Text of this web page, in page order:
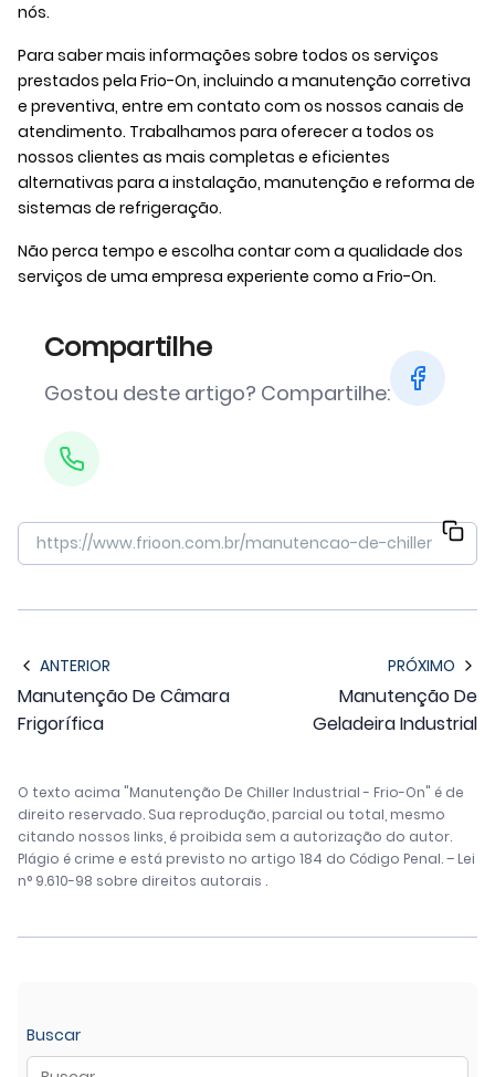
nós.
Para saber mais informações sobre todos os serviços
prestados pela Frio-On, incluindo a manutenção corretiva
e preventiva, entre em contato com os nossos canais de
atendimento. Trabalhamos para oferecer a todos os
nossos clientes as mais completas e eficientes
alternativas para a instalação, manutenção e reforma de
sistemas de refrigeração.
Não perca tempo e escolha contar com a qualidade dos
serviços de uma empresa experiente como a Frio-On.
Compartilhe
Gostou deste artigo? Compartilhe:
ANTERIOR
Manutenção De Câmara
Frigorífica
PRÓXIMO
Manutenção De
Geladeira Industrial
O texto acima "Manutenção De Chiller Industrial - Frio-On" é de
direito reservado. Sua reprodução, parcial ou total, mesmo
citando nossos links, é proibida sem a autorização do autor.
Plágio é crime e está previsto no artigo 184 do Código Penal. – Lei
n° 9.610-98 sobre direitos autorais .
Buscar